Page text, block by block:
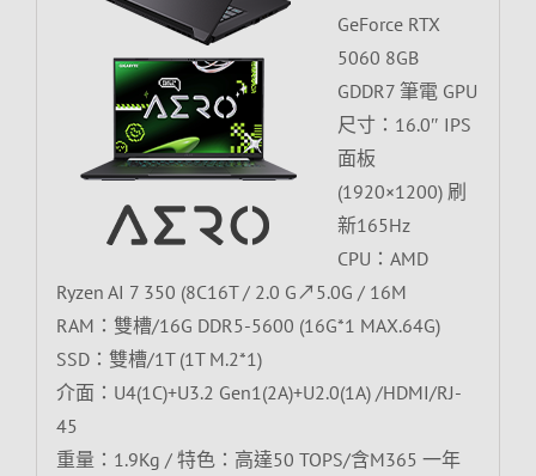
GeForce RTX
5060 8GB
GDDR7 筆電 GPU
尺寸：16.0″ IPS
面板
(1920×1200) 刷
新165Hz
CPU：AMD
Ryzen AI 7 350 (8C16T / 2.0 G↗5.0G / 16M
RAM：雙槽/16G DDR5-5600 (16G*1 MAX.64G)
SSD：雙槽/1T (1T M.2*1)
介面：U4(1C)+U3.2 Gen1(2A)+U2.0(1A) /HDMI/RJ-
45
重量：1.9Kg / 特色：高達50 TOPS/含M365 一年